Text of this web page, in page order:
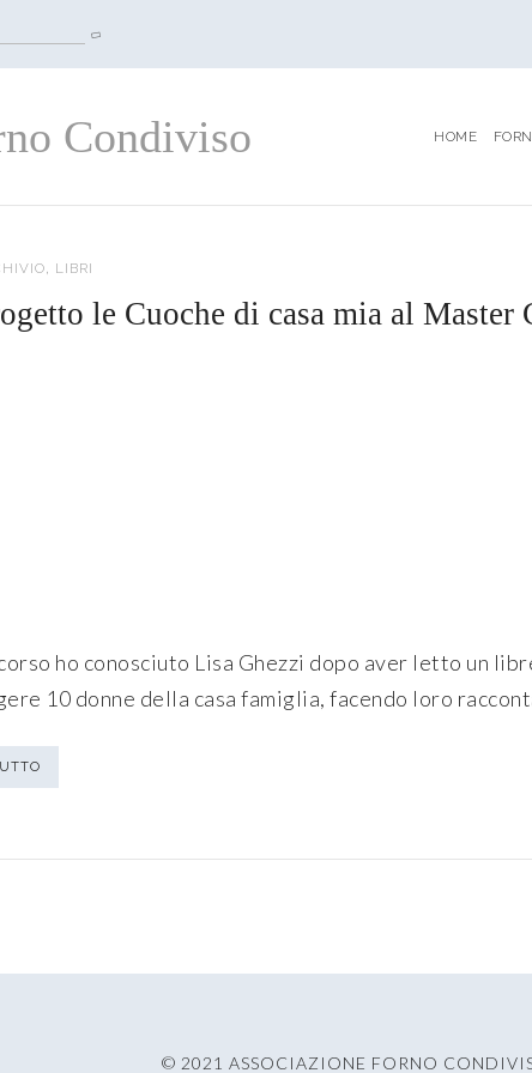
HOME
LIBRI
le Cuoche di casa mia al Master
ho conosciuto Lisa Ghezzi dopo aver letto un
10 donne della casa famiglia, facendo loro
© 2021 ASSOCIAZIONE FORNO